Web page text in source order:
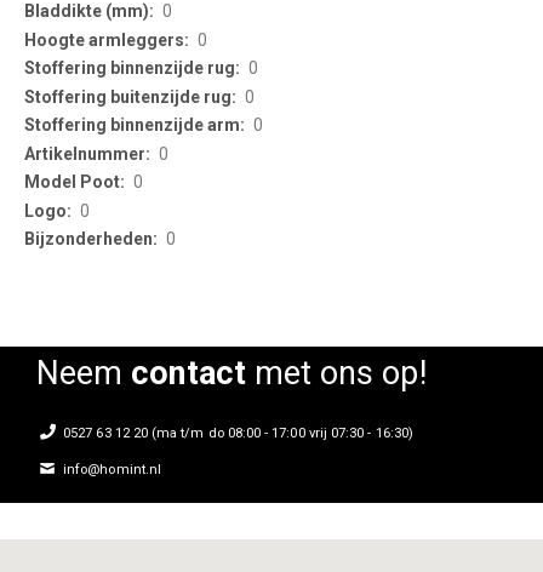
0
0
0
0
0
0
0
0
0
Neem contactmet ons op!
0527 63 12 20 (ma t/m do 08:00 - 17:00 vrij 07:30 - 16:30)
info@homint.nl